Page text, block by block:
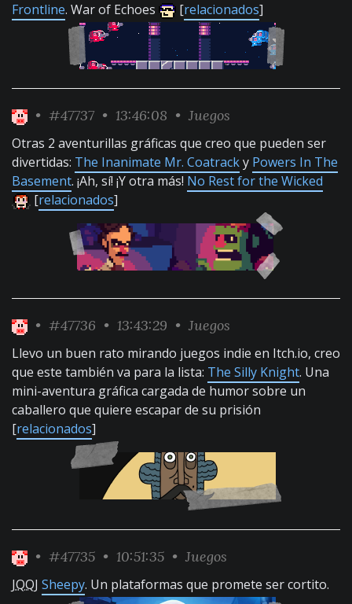
Frontline. War of Echoes [relacionados]
• #47737 • 13:46:08 • Juegos
Otras 2 aventurillas gráficas que creo que pueden ser
divertidas: The Inanimate Mr. Coatracky Powers In The
Basement. ¡Ah, sí! ¡Y otra más! No Rest for the Wicked
[relacionados]
• #47736 • 13:43:29 • Juegos
Llevo un buen rato mirando juegos indie en Itch.io, creo
que este también va para la lista: The Silly Knight. Una
mini-aventura gráfica cargada de humor sobre un
caballero que quiere escapar de su prisión
[relacionados]
• #47735 • 10:51:35 • Juegos
JQQJ Sheepy. Un plataformas que promete ser cortito.